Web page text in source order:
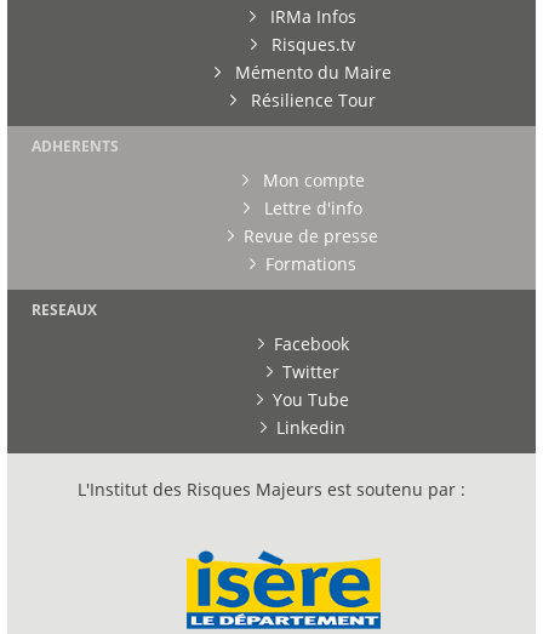
IRMa Infos
Risques.tv
Mémento du Maire
Résilience Tour
ADHERENTS
Mon compte
Lettre d'info
Revue de presse
Formations
RESEAUX
Facebook
Twitter
You Tube
Linkedin
L'Institut des Risques Majeurs est soutenu par :